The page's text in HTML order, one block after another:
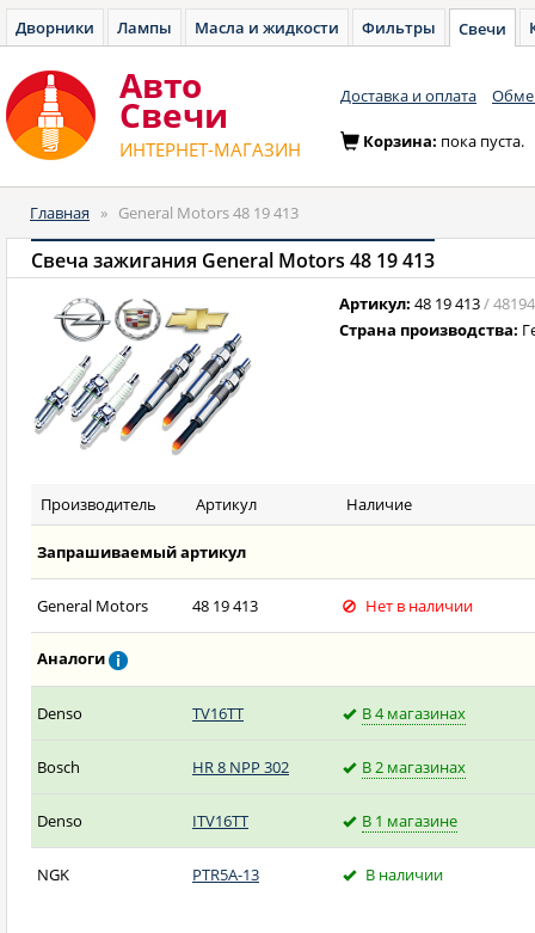
Дворники Лампы Масла и жидкости Фильтры Свечи
Авто
Cвечи
ИНТЕРНЕТ-МАГАЗИН
Доставка и оплата
Корзина: пока пуста.
Главная » General Motors 48 19 413
Свеча зажигания General Motors 48 19 413
Артикул: 48 19 413/
Страна производства:
Производитель Артикул Наличие
Запрашиваемый артикул
General Motors 48 19 413 Нет в наличии
Аналоги
Denso TV16TT В 4 магазинах
Bosch HR 8 NPP 302 В 2 магазинах
Denso ITV16TT В 1 магазине
NGK PTR5A-13 В наличии